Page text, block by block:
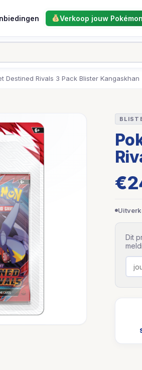
Verkoop jouw Pokémon
Destined Rivals 3 Pack Blister Kangaskhan
€
Dit